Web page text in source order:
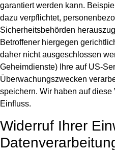
garantiert werden kann.
dazu verpflichtet,
Sicherheitsbehörden
Betroffener hiergegen
daher nicht ausgeschlossen
Geheimdienste) Ihre auf US-
Überwachungszwecken
speichern. Wir haben auf
Einfluss.
Widerruf Ihrer